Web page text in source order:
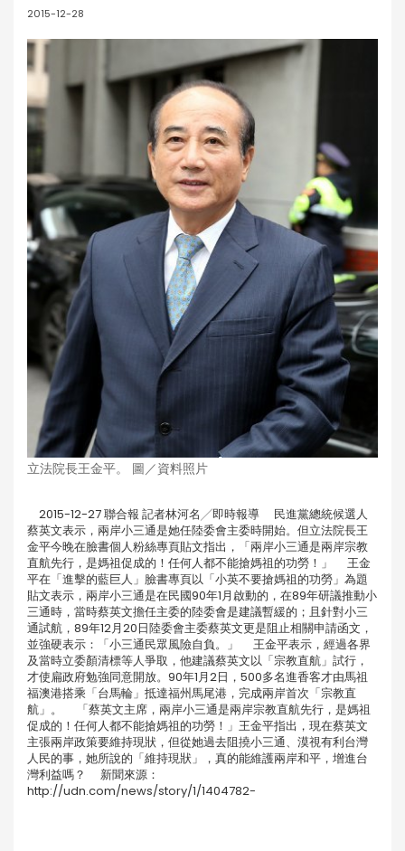
2015-12-28
立法院長王金平。 圖／資料照片
2015-12-27 聯合報 記者林河名╱即時報導 民進黨總統候選人
蔡英文表示，兩岸小三通是她任陸委會主委時開始。但立法院長王
金平今晚在臉書個人粉絲專頁貼文指出，「兩岸小三通是兩岸宗教
直航先行，是媽祖促成的！任何人都不能搶媽祖的功勞！」 王金
平在「進擊的藍巨人」臉書專頁以「小英不要搶媽祖的功勞」為題
貼文表示，兩岸小三通是在民國90年1月啟動的，在89年研議推動小
三通時，當時蔡英文擔任主委的陸委會是建議暫緩的；且針對小三
通試航，89年12月20日陸委會主委蔡英文更是阻止相關申請函文，
並強硬表示：「小三通民眾風險自負。」 王金平表示，經過各界
及當時立委顏清標等人爭取，他建議蔡英文以「宗教直航」試行，
才使扁政府勉強同意開放。90年1月2日，500多名進香客才由馬祖
福澳港搭乘「台馬輪」抵達福州馬尾港，完成兩岸首次「宗教直
航」。 「蔡英文主席，兩岸小三通是兩岸宗教直航先行，是媽祖
促成的！任何人都不能搶媽祖的功勞！」王金平指出，現在蔡英文
主張兩岸政策要維持現狀，但從她過去阻撓小三通、漠視有利台灣
人民的事，她所說的「維持現狀」，真的能維護兩岸和平，增進台
灣利益嗎？ 新聞來源：
http://udn.com/news/story/1/1404782-